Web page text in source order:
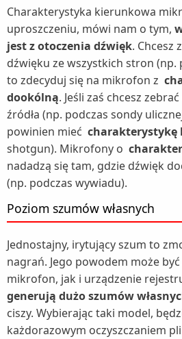
Charakterystyka kierunkowa
uproszczeniu, mówi nam o tym,
jest z otoczenia dźwięk. Chcesz
dźwięku ze wszystkich stron (np.
to zdecyduj się na mikrofon z
dookólną. Jeśli zaś chcesz
źródła (np. podczas sondy
powinien mieć charakterystykę
shotgun). Mikrofony o
nadadzą się tam, gdzie dźwięk
(np. podczas wywiadu).
Poziom szumów własnych
Jednostajny, irytujący szum to
nagrań. Jego powodem może
mikrofon, jak i urządzenie
generują dużo szumów
ciszy. Wybierając taki model,
każdorazowym oczyszczaniem